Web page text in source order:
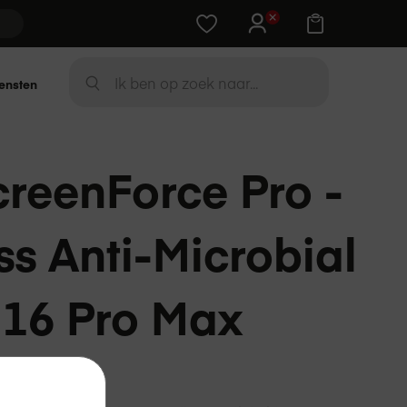
Training cadeau bij Apple-device
ZOEK Zoek
Pro -
Anti-Microbial
Pro Max